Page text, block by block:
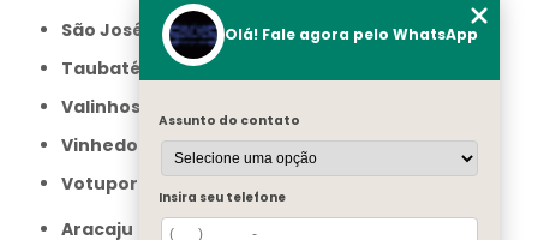
São José dos Campos
Taubaté
Valinhos
Vinhedo
Votuporanga
Aracaju
Olá! Fale agora pelo WhatsApp
Assunto do contato
Insira seu telefone